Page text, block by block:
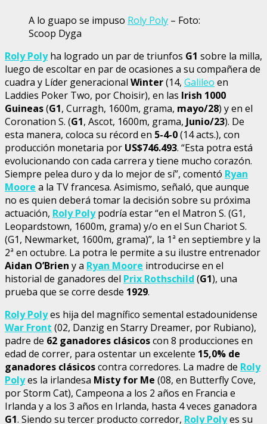
A lo guapo se impuso Roly Poly – Foto:
Scoop Dyga
Roly Polyha logrado un par de triunfos G1 sobre la milla,
luego de escoltar en par de ocasiones a su compañera de
cuadra y Líder generacional Winter(14, Galileo en
Laddies Poker Two, por Choisir), en las Irish 1000
Guineas(G1, Curragh, 1600m, grama, mayo/28) y en el
Coronation S. (G1, Ascot, 1600m, grama, Junio/23). De
esta manera, coloca su récord en 5-4-0(14 acts.), con
producción monetaria por US$746.493. “Esta potra está
evolucionando con cada carrera y tiene mucho corazón.
Siempre pelea duro y da lo mejor de sí”, comentó Ryan
Moore a la TV francesa. Asimismo, señaló, que aunque
no es quien deberá tomar la decisión sobre su próxima
actuación, Roly Polypodría estar “en el Matron S. (G1,
Leopardstown, 1600m, grama) y/o en el Sun Chariot S.
(G1, Newmarket, 1600m, grama)”, la 1ª en septiembre y la
2ª en octubre. La potra le permite a su ilustre entrenador
Aidan O’Brien y a Ryan Moore introducirse en el
historial de ganadores del Prix Rothschild (G1), una
prueba que se corre desde 1929.
Roly Polyes hija del magnífico semental estadounidense
War Front (02, Danzig en Starry Dreamer, por Rubiano),
padre de 62 ganadores clásicoscon 8 producciones en
edad de correr, para ostentar un excelente 15,0% de
ganadores clásicoscontra corredores. La madre de Roly
Polyes la irlandesa Misty for Me (08, en Butterfly Cove,
por Storm Cat), Campeona a los 2 años en Francia e
Irlanda y a los 3 años en Irlanda, hasta 4 veces ganadora
G1. Siendo su tercer producto corredor, Roly Polyes su